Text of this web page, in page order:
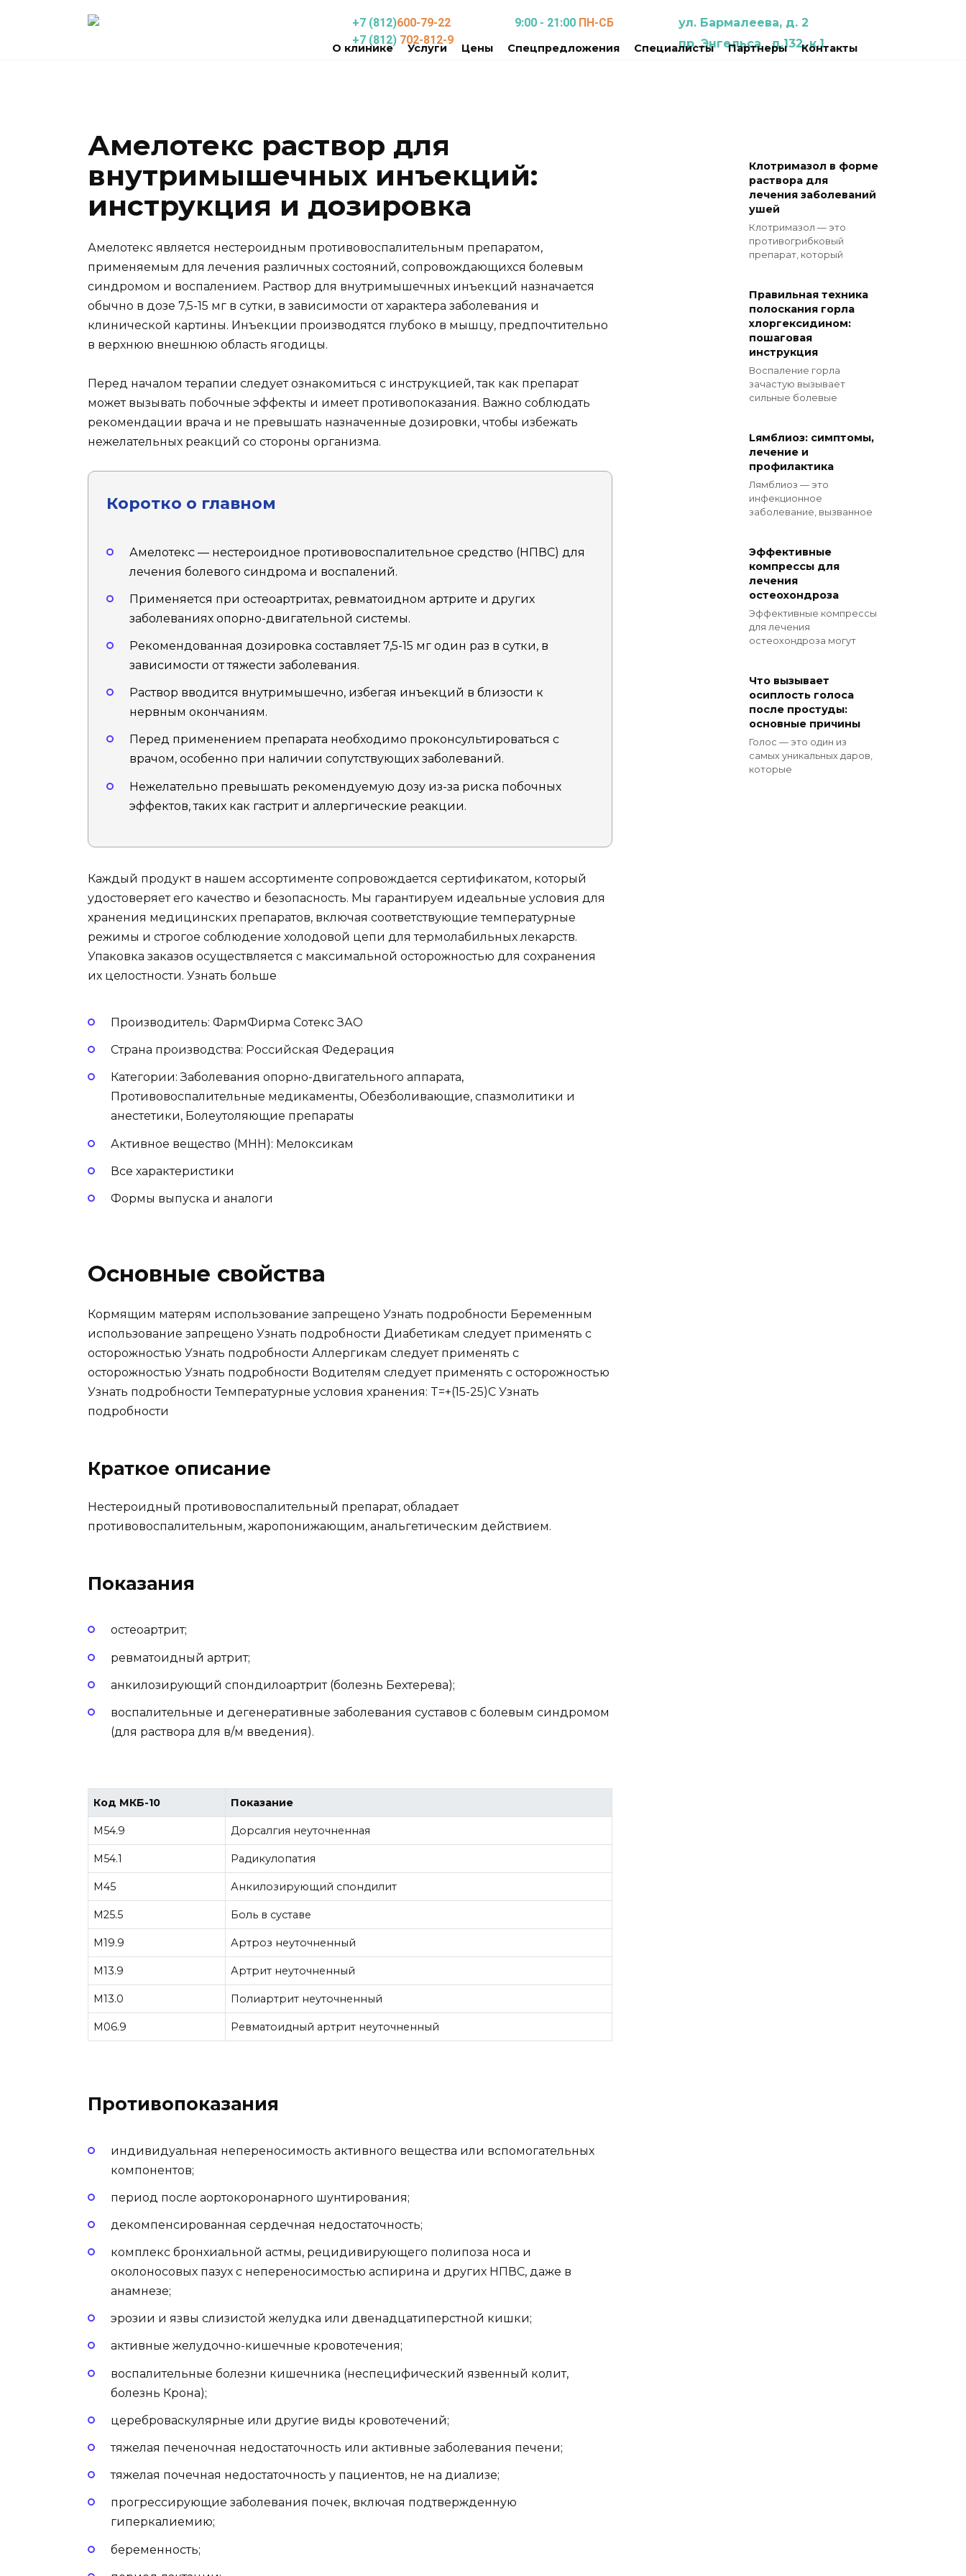
+7 (812)600-79-22
+7 (812) 702-812-9
9:00 - 21:00 ПН-СБ
ул. Бармалеева, д. 2
пр. Энгельса , д.132, к.1
О клинике Услуги Цены Спецпредложения Специалисты Партнеры Контакты
Амелотекс раствор для
внутримышечных инъекций:
инструкция и дозировка
Амелотекс является нестероидным противовоспалительным препаратом,
применяемым для лечения различных состояний, сопровождающихся болевым
синдромом и воспалением. Раствор для внутримышечных инъекций назначается
обычно в дозе 7,5-15 мг в сутки, в зависимости от характера заболевания и
клинической картины. Инъекции производятся глубоко в мышцу, предпочтительно
в верхнюю внешнюю область ягодицы.
Перед началом терапии следует ознакомиться с инструкцией, так как препарат
может вызывать побочные эффекты и имеет противопоказания. Важно соблюдать
рекомендации врача и не превышать назначенные дозировки, чтобы избежать
нежелательных реакций со стороны организма.
Коротко о главном
Амелотекс — нестероидное противовоспалительное средство (НПВС) для
лечения болевого синдрома и воспалений.
Применяется при остеоартритах, ревматоидном артрите и других
заболеваниях опорно-двигательной системы.
Рекомендованная дозировка составляет 7,5-15 мг один раз в сутки, в
зависимости от тяжести заболевания.
Раствор вводится внутримышечно, избегая инъекций в близости к
нервным окончаниям.
Перед применением препарата необходимо проконсультироваться с
врачом, особенно при наличии сопутствующих заболеваний.
Нежелательно превышать рекомендуемую дозу из-за риска побочных
эффектов, таких как гастрит и аллергические реакции.
Каждый продукт в нашем ассортименте сопровождается сертификатом, который
удостоверяет его качество и безопасность. Мы гарантируем идеальные условия для
хранения медицинских препаратов, включая соответствующие температурные
режимы и строгое соблюдение холодовой цепи для термолабильных лекарств.
Упаковка заказов осуществляется с максимальной осторожностью для сохранения
их целостности. Узнать больше
Производитель: ФармФирма Сотекс ЗАО
Страна производства: Российская Федерация
Категории: Заболевания опорно-двигательного аппарата,
Противовоспалительные медикаменты, Обезболивающие, спазмолитики и
анестетики, Болеутоляющие препараты
Активное вещество (МНН): Мелоксикам
Все характеристики
Формы выпуска и аналоги
Основные свойства
Кормящим матерям использование запрещено Узнать подробности Беременным
использование запрещено Узнать подробности Диабетикам следует применять с
осторожностью Узнать подробности Аллергикам следует применять с
осторожностью Узнать подробности Водителям следует применять с осторожностью
Узнать подробности Температурные условия хранения: T=+(15-25)C Узнать
подробности
Краткое описание
Нестероидный противовоспалительный препарат, обладает
противовоспалительным, жаропонижающим, анальгетическим действием.
Показания
остеоартрит;
ревматоидный артрит;
анкилозирующий спондилоартрит (болезнь Бехтерева);
воспалительные и дегенеративные заболевания суставов с болевым синдромом
(для раствора для в/м введения).
Код МКБ-10 Показание
M54.9 Дорсалгия неуточненная
M54.1 Радикулопатия
M45 Анкилозирующий спондилит
M25.5 Боль в суставе
M19.9 Артроз неуточненный
M13.9 Артрит неуточненный
M13.0 Полиартрит неуточненный
M06.9 Ревматоидный артрит неуточненный
Противопоказания
индивидуальная непереносимость активного вещества или вспомогательных
компонентов;
период после аортокоронарного шунтирования;
декомпенсированная сердечная недостаточность;
комплекс бронхиальной астмы, рецидивирующего полипоза носа и
околоносовых пазух с непереносимостью аспирина и других НПВС, даже в
анамнезе;
эрозии и язвы слизистой желудка или двенадцатиперстной кишки;
активные желудочно-кишечные кровотечения;
воспалительные болезни кишечника (неспецифический язвенный колит,
болезнь Крона);
цереброваскулярные или другие виды кровотечений;
тяжелая печеночная недостаточность или активные заболевания печени;
тяжелая почечная недостаточность у пациентов, не на диализе;
прогрессирующие заболевания почек, включая подтвержденную
гиперкалиемию;
беременность;
Клотримазол в форме
раствора для
лечения заболеваний
ушей
Клотримазол — это
противогрибковый
препарат, который
Правильная техника
полоскания горла
хлоргексидином:
пошаговая
инструкция
Воспаление горла
зачастую вызывает
сильные болевые
Lямблиоз: симптомы,
лечение и
профилактика
Лямблиоз — это
инфекционное
заболевание, вызванное
Эффективные
компрессы для
лечения
остеохондроза
Эффективные компрессы
для лечения
остеохондроза могут
Что вызывает
осиплость голоса
после простуды:
основные причины
Голос — это один из
самых уникальных даров,
которые